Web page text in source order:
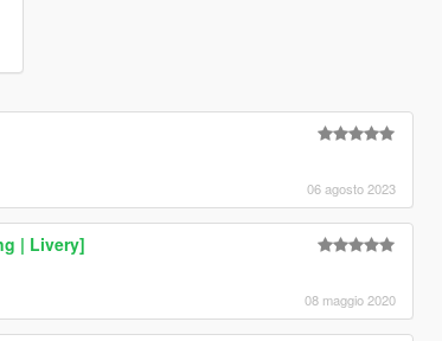
06 agosto 2023
| Livery]
08 maggio 2020